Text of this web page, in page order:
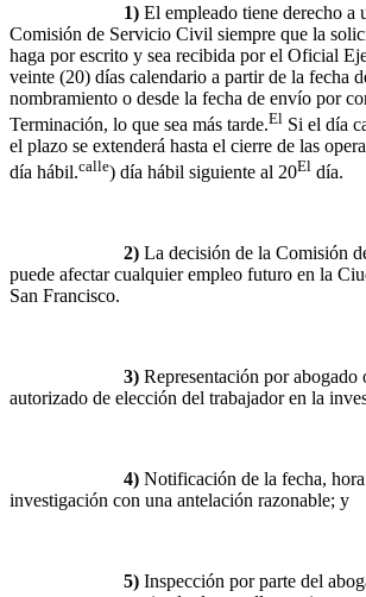
1) El empleado tiene derecho a
Comisión de Servicio Civil siempre que la
haga por escrito y sea recibida por el Oficial
veinte (20) días calendario a partir de la fecha
nombramiento o desde la fecha de envío por
Terminación, lo que sea más tarde.El Si el día
el plazo se extenderá hasta el cierre de las
día hábil.calle) día hábil siguiente al 20El día.
2) La decisión de la Comisión
puede afectar cualquier empleo futuro en la
San Francisco.
3) Representación por abogado
autorizado de elección del trabajador en la
4) Notificación de la fecha,
investigación con una antelación razonable; y
5) Inspección por parte del